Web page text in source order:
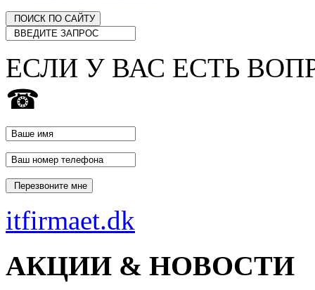
ЕСЛИ У ВАС ЕСТЬ
☎
itfirmaet.dk
АКЦИИ & НОВОСТИ